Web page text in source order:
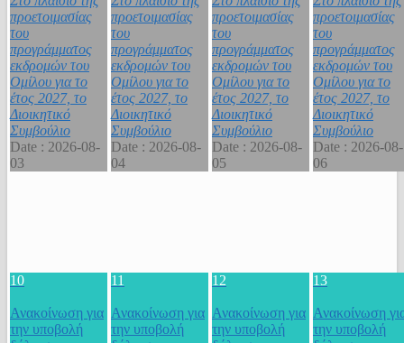
προετοιμασίας
του
προγράμματος
εκδρομών του
Ομίλου για το
έτος 2027, το
Διοικητικό
Συμβούλιο
Date : 2026-08-
03
προετοιμασίας
του
προγράμματος
εκδρομών του
Ομίλου για το
έτος 2027, το
Διοικητικό
Συμβούλιο
Date : 2026-08-
04
προετοιμασίας
του
προγράμματος
εκδρομών του
Ομίλου για το
έτος 2027, το
Διοικητικό
Συμβούλιο
Date : 2026-08-
05
προετοιμασίας
του
προγράμματος
εκδρομών του
Ομίλου για το
έτος 2027, το
Διοικητικό
Συμβούλιο
Date : 2026-08-
06
10
Ανακοίνωση για
την υποβολή
11
Ανακοίνωση για
την υποβολή
12
Ανακοίνωση για
την υποβολή
13
Ανακοίνωση
την υποβολή